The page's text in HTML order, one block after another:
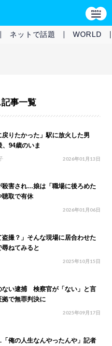
ネットで話題 WORLD
事一覧
戻りたかった」駅に放火した男
94歳のいま
2026年01月13日
殺害され…娘は「職場に後ろめた
聴取で有休
2026年01月06日
盗撮？」そんな現場に居合わせた
ねてみると
2025年10月15日
ない逮捕 検察官が「ない」と言
拠で無罪判決に
2025年09月17日
俺の人生なんやったんや」記者